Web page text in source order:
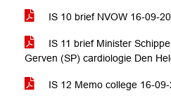
IS 10 brief NVOW 16-09-
IS 11 brief Minister
Gerven (SP) cardiologie Den
IS 12 Memo college 16-